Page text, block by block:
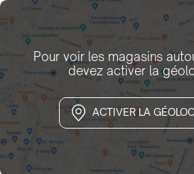
Pour voir les magasins
devez activer la
ACTIVER LA